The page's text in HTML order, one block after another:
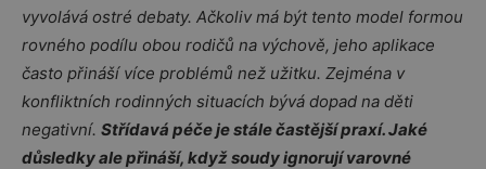
vyvolává ostré debaty. Ačkoliv má být tento model formou
rovného podílu obou rodičů na výchově, jeho aplikace
často přináší více problémů než užitku. Zejména v
konfliktních rodinných situacích bývá dopad na děti
negativní. Střídavá péče je stále častější praxí. Jaké
důsledky ale přináší, když soudy ignorují varovné